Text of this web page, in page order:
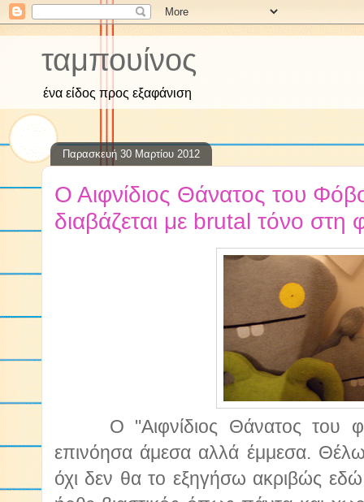
ταμπουίνος
ένα είδος προς εξαφάνιση
Παρασκευή 30 Μαρτίου 2012
Ο Αιφνίδιος Θάνατος του
διαβάζεται με brutal τόνο στη
Ο "Αιφνίδιος Θάνατος του
επινόησα άμεσα αλλά έμμεσα.
όχι δεν θα το εξηγήσω ακριβώς